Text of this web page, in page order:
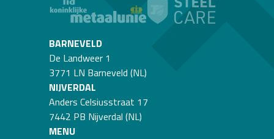
BARNEVELD
De Landweer 1
3771 LN Barneveld (NL)
NIJVERDAL
Anders Celsiusstraat 17
7442 PB Nijverdal (NL)
MENU